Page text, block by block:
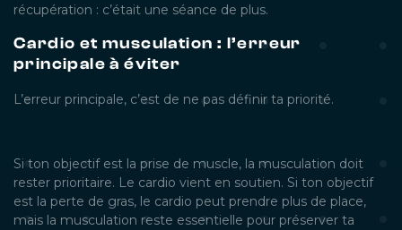
récupération : c’était une séance de plus.
Cardio et musculation : l’erreur
principale à éviter
L’erreur principale, c’est de ne pas définir ta priorité.
Si ton objectif est la prise de muscle, la musculation doit
rester prioritaire. Le cardio vient en soutien. Si ton objectif
est la perte de gras, le cardio peut prendre plus de place,
mais la musculation reste essentielle pour préserver ta